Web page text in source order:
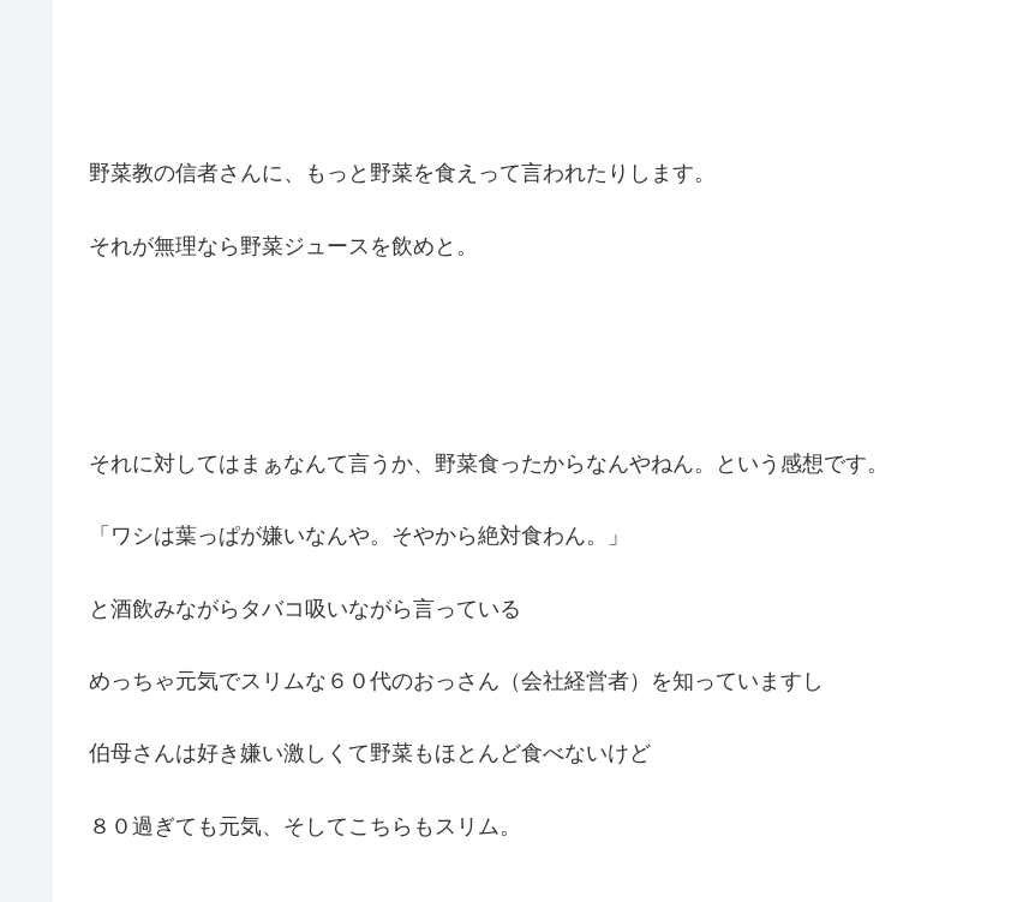
野菜教の信者さんに、もっと野菜を食えって言われたりします。
それが無理なら野菜ジュースを飲めと。
それに対してはまぁなんて言うか、野菜食ったからなんやねん。という感想です。
「ワシは葉っぱが嫌いなんや。そやから絶対食わん。」
と酒飲みながらタバコ吸いながら言っている
めっちゃ元気でスリムな６０代のおっさん（会社経営者）を知っていますし
伯母さんは好き嫌い激しくて野菜もほとんど食べないけど
８０過ぎても元気、そしてこちらもスリム。